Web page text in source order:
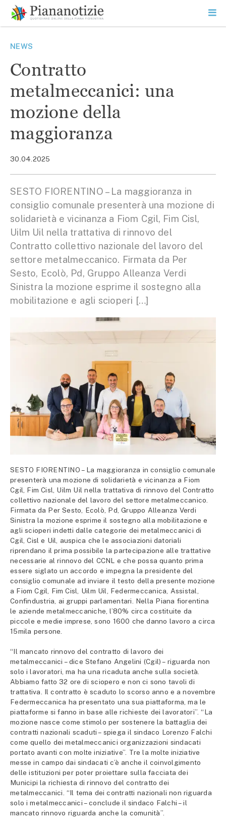
contenuto
SEARCH
NEWS
Contratto
metalmeccanici: una
mozione della
maggioranza
30.04.2025
SESTO FIORENTINO – La maggioranza in
consiglio comunale presenterà una mozione di
solidarietà e vicinanza a Fiom Cgil, Fim Cisl,
Uilm Uil nella trattativa di rinnovo del
Contratto collettivo nazionale del lavoro del
settore metalmeccanico. Firmata da Per
Sesto, Ecolò, Pd, Gruppo Alleanza Verdi
Sinistra la mozione esprime il sostegno alla
mobilitazione e agli scioperi […]
SESTO FIORENTINO – La maggioranza in consiglio comunale
presenterà una mozione di solidarietà e vicinanza a Fiom
Cgil, Fim Cisl, Uilm Uil nella trattativa di rinnovo del Contratto
collettivo nazionale del lavoro del settore metalmeccanico.
Firmata da Per Sesto, Ecolò, Pd, Gruppo Alleanza Verdi
Sinistra la mozione esprime il sostegno alla mobilitazione e
agli scioperi indetti dalle categorie dei metalmeccanici di
Cgil, Cisl e Uil, auspica che le associazioni datoriali
riprendano il prima possibile la partecipazione alle trattative
necessarie al rinnovo del CCNL e che possa quanto prima
essere siglato un accordo e impegna la presidente del
consiglio comunale ad inviare il testo della presente mozione
a Fiom Cgil, Fim Cisl, Uilm Uil, Federmeccanica, Assistal,
Confindustria, ai gruppi parlamentari. Nella Piana fiorentina
le aziende metalmeccaniche, l’80% circa costituite da
piccole e medie imprese, sono 1600 che danno lavoro a circa
15mila persone.
“Il mancato rinnovo del contratto di lavoro dei
metalmeccanici – dice Stefano Angelini (Cgil) – riguarda non
solo i lavoratori, ma ha una ricaduta anche sulla società.
Abbiamo fatto 32 ore di sciopero e non ci sono tavoli di
trattativa. Il contratto è scaduto lo scorso anno e a novembre
Federmeccanica ha presentato una sua piattaforma, ma le
piattaforme si fanno in base alle richieste dei lavoratori”. “La
mozione nasce come stimolo per sostenere la battaglia dei
contratti nazionali scaduti – spiega il sindaco Lorenzo Falchi
come quello dei metalmeccanici organizzazioni sindacati
portato avanti con molte iniziative”. Tre la molte iniziative
messe in campo dai sindacati c’è anche il coinvolgimento
delle istituzioni per poter proiettare sulla facciata dei
Municipi la richiesta di rinnovo del contratto dei
metalmeccanici. “Il tema dei contratti nazionali non riguarda
solo i metalmeccanici – conclude il sindaco Falchi – il
mancato rinnovo riguarda anche la comunità”.